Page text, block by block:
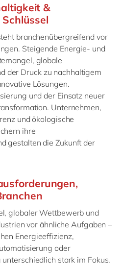
&
branchenübergreifend vor
Steigende Energie- und
globale
der Druck zu nachhaltigem
Lösungen.
und der Einsatz neuer
Unternehmen,
und ökologische
ihre
gestalten die Zukunft der
globaler Wettbewerb und
vor ähnliche Aufgaben –
Energieeffizienz,
oder
stark im Fokus.